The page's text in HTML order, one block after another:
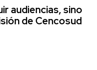
audiencias, sino
de Cencosud